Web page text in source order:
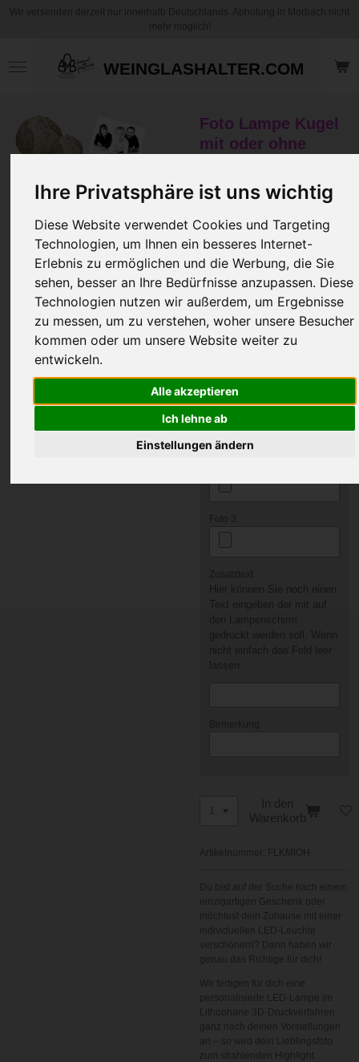
Ihre Privatsphäre ist uns wichtig
Diese Website verwendet Cookies und Targeting
Technologien, um Ihnen ein besseres Internet-
Erlebnis zu ermöglichen und die Werbung, die Sie
sehen, besser an Ihre Bedürfnisse anzupassen. Diese
Technologien nutzen wir außerdem, um Ergebnisse
zu messen, um zu verstehen, woher unsere Besucher
kommen oder um unsere Website weiter zu
entwickeln.
Alle akzeptieren
Ich lehne ab
Einstellungen ändern
WEINGLASHALTER.COM
Foto Lampe Kugel
mit oder ohne
24,95 €
Größe
Licht?
Sie können 1 bis 3 Fotos
hier hochladen.
In den
Warenkorb
Artikelnummer: FLKMIOH
Du bist auf der Suche nach einem
einzigartigen Geschenk oder
möchtest dein Zuhause mit einer
individuellen LED-Leuchte
verschönern? Dann haben wir
genau das Richtige für dich!
Wir fertigen für dich eine
personalisierte LED-Lampe im
Lithophane 3D-Druckverfahren
ganz nach deinen Vorstellungen
an – so wird dein Lieblingsfoto
zum strahlenden Highlight.